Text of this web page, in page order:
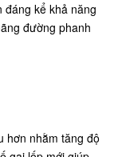
đáng kể khả năng
đường phanh
hơn nhằm tăng độ